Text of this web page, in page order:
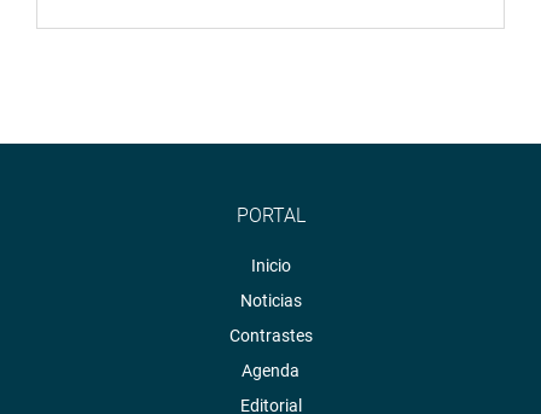
PORTAL
Inicio
Noticias
Contrastes
Agenda
Editorial